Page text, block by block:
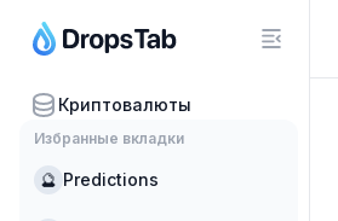
Криптовалюты
Избранные вкладки
🔮 Predictions
2.97%